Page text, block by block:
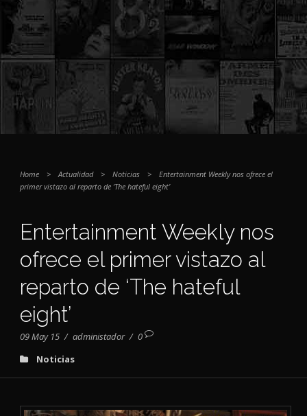
Home > Actualidad > Noticias >
Entertainment Weekly nos ofrece el
primer vistazo al reparto de ‘The hateful eight’
Entertainment Weekly nos
ofrece el primer vistazo al
reparto de ‘The hateful
eight’
09 May 15 / administador / 0
Noticias